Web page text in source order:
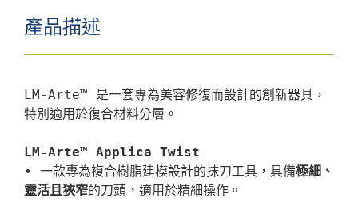
產品描述
LM-Arte™ 是一套專為美容修復而設計的創新器具，
特別適用於復合材料分層。
LM-Arte™ Applica Twist
• 一款專為複合樹脂建模設計的抹刀工具，具備極細、
靈活且狹窄